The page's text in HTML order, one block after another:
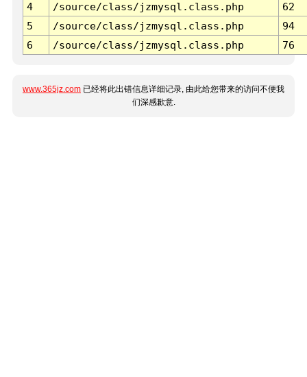
4
/source/class/jzmysql.class.php
62
5
/source/class/jzmysql.class.php
94
6
/source/class/jzmysql.class.php 76
www.365jz.com 已经将此出错信息详细记录, 由此给您带来的访问不便我
们深感歉意.